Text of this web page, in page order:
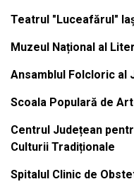
Teatrul "Luceafărul"
Muzeul Național al
Ansamblul Folcloric al
Scoala Populară de
Centrul Județean
Culturii Tradiționale
Spitalul Clinic de